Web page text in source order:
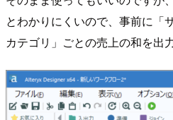
とわかりにくいので、事前に「
カテゴリ」ごとの売上の和を出